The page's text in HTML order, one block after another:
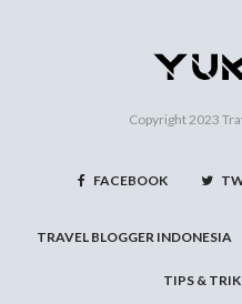
Copyright 2023
FACEBOOK
TRAVEL BLOGGER INDONESIA
TIPS & TRIK